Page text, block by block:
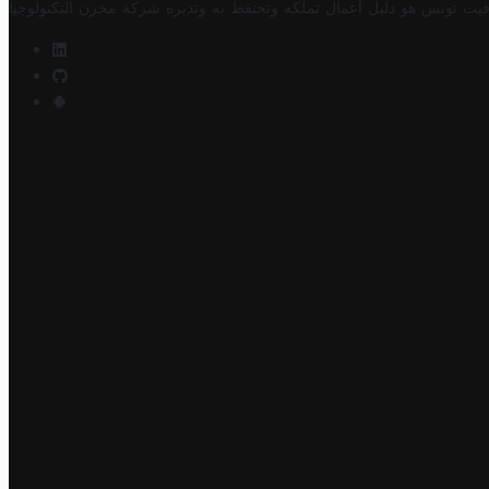
تونس هو دليل أعمال تملكه وتحتفظ به وتديره شركة مخزن التكنولوجيا